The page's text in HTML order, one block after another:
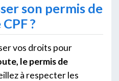
son permis de
?
vos droits pour
le permis de
à respecter les